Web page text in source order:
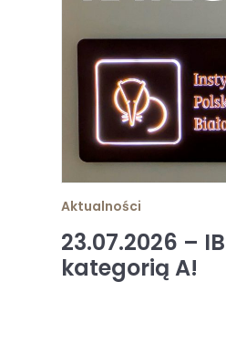
Aktualności
23.07.2026 –
kategorią A!